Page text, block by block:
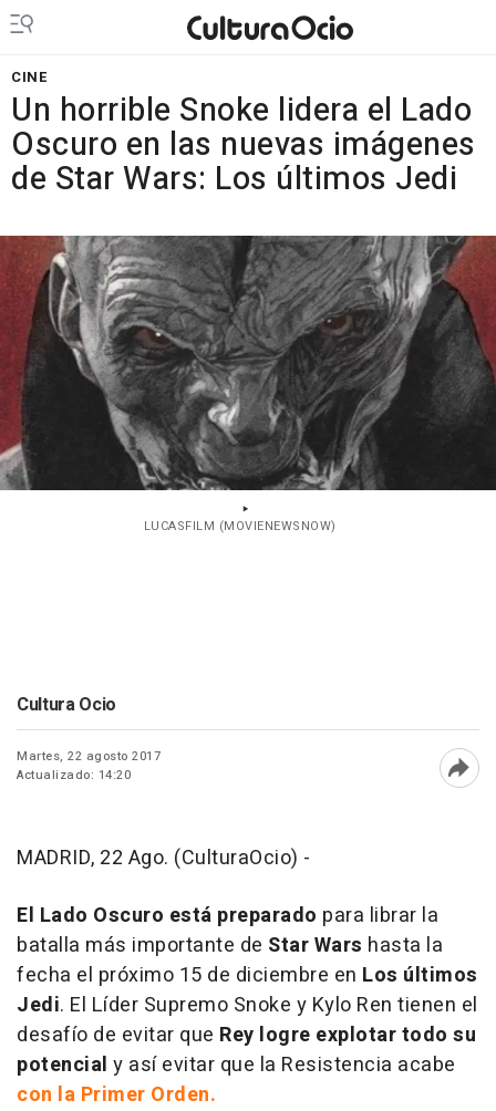
CINE
Un horrible Snoke lidera el Lado
Oscuro en las nuevas imágenes
de Star Wars: Los últimos Jedi
LUCASFILM (MOVIENEWSNOW)
Cultura Ocio
Martes, 22 agosto 2017
Actualizado: 14:20
MADRID, 22 Ago. (CulturaOcio) -
El Lado Oscuro está preparado para librar la
batalla más importante de Star Wars hasta la
fecha el próximo 15 de diciembre en Los últimos
Jedi. El Líder Supremo Snoke y Kylo Ren tienen el
desafío de evitar que Rey logre explotar todo su
potencial y así evitar que la Resistencia acabe
con la Primer Orden.